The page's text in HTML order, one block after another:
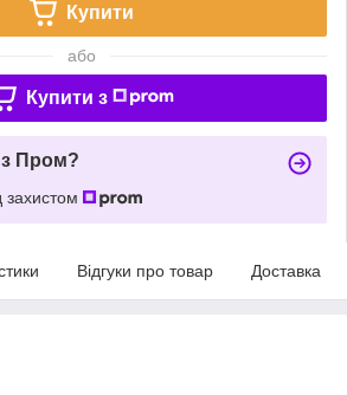
Купити
або
Купити з
з Пром?
захистом
Відгуки про товар Доставка